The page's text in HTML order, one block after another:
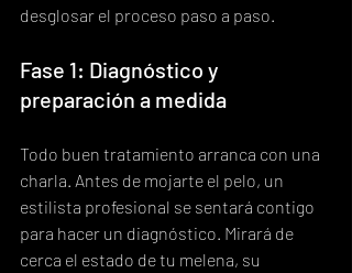
desglosar el proceso paso a paso.
Fase 1: Diagnóstico y
preparación a medida
Todo buen tratamiento arranca con una
charla. Antes de mojarte el pelo, un
estilista profesional se sentará contigo
para hacer un diagnóstico. Mirará de
cerca el estado de tu melena, su